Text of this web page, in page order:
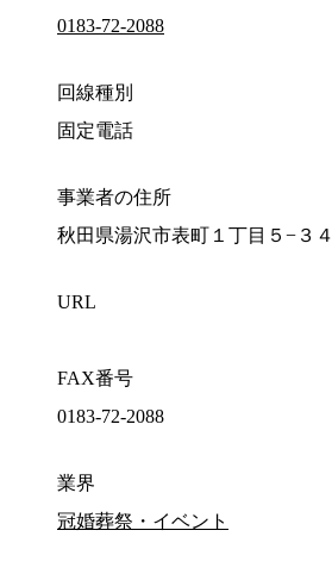
0183-72-2088
回線種別
固定電話
事業者の住所
秋田県湯沢市表町１丁目５−３４
URL
FAX番号
0183-72-2088
業界
冠婚葬祭・イベント